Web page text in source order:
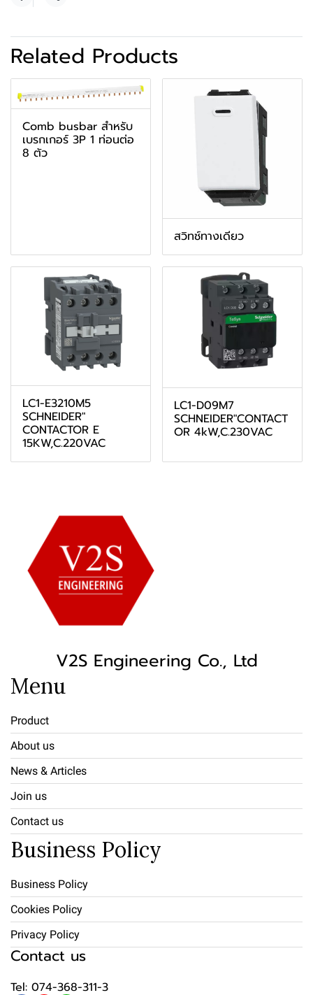
Related Products
Comb busbar สำหรับ
เบรกเกอร์ 3P 1 ท่อนต่อ
8 ตัว
สวิทช์ทางเดียว
LC1-E3210M5
SCHNEIDER"
CONTACTOR E
15KW,C.220VAC
LC1-D09M7
SCHNEIDER"CONTACT
OR 4kW,C.230VAC
V2S Engineering Co., Ltd
Menu
Product
About us
News & Articles
Join us
Contact us
Business Policy
Business Policy
Cookies Policy
Privacy Policy
Contact us
Tel: 074-368-311-3